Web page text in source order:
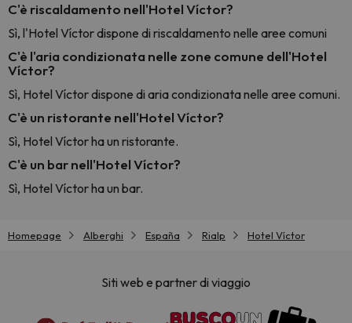
C'è riscaldamento nell'Hotel Víctor?
Sì, l'Hotel Víctor dispone di riscaldamento nelle aree comuni
C'è l'aria condizionata nelle zone comune dell'Hotel
Víctor?
Sì, Hotel Víctor dispone di aria condizionata nelle aree comuni.
C'è un ristorante nell'Hotel Víctor?
Sì, Hotel Víctor ha un ristorante.
C'è un bar nell'Hotel Víctor?
Sì, Hotel Víctor ha un bar.
Homepage Alberghi España Rialp Hotel Víctor
Siti web e partner di viaggio